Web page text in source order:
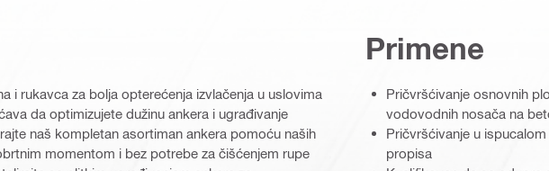
i rukavca za bolja opterećenja izvlačenja u uslovima
da optimizujete dužinu ankera i ugrađivanje
naš kompletan asortiman ankera pomoću naših
momentom i bez potrebe za čišćenjem rupe
Primene
Pričvršćivanje osnovnih
vodovodnih nosača na
Pričvršćivanje u
propisa